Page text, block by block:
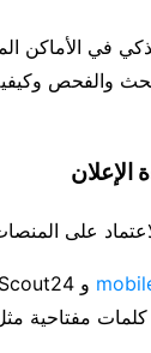
في الأماكن
والفحص
الإعلان
على
و AutoScout24، حيث يعرضان آلاف السيارات يومياً.